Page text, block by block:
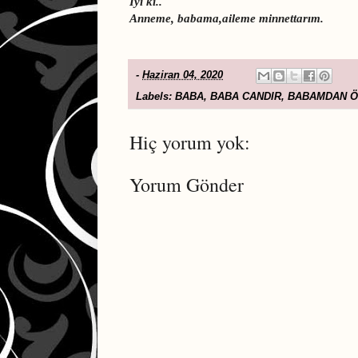
Anneme, babama,aileme minnettarım.
- Haziran 04, 2020
Labels: BABA, BABA CANDIR, BABAMDAN
Hiç yorum yok:
Yorum Gönder